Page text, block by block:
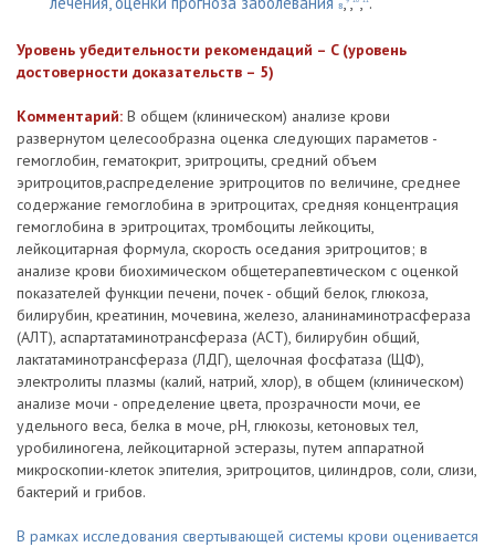
8
Уровень убедительности рекомендаций – C (уровень
достоверности доказательств – 5)
Комментарий: В общем (клиническом) анализе крови
развернутом целесообразна оценка следующих параметов -
гемоглобин, гематокрит, эритроциты, средний объем
эритроцитов,распределение эритроцитов по величине, среднее
содержание гемоглобина в эритроцитах, средняя концентрация
гемоглобина в эритроцитах, тромбоциты лейкоциты,
лейкоцитарная формула, скорость оседания эритроцитов; в
анализе крови биохимическом общетерапевтическом с оценкой
показателей функции печени, почек - общий белок, глюкоза,
билирубин, креатинин, мочевина, железо, аланинаминотрасфераза
(АЛТ), аспартатаминотрансфераза (АСТ), билирубин общий,
лактатаминотрансфераза (ЛДГ), щелочная фосфатаза (ЩФ),
электролиты плазмы (калий, натрий, хлор), в общем (клиническом)
анализе мочи - определение цвета, прозрачности мочи, ее
удельного веса, белка в моче, pH, глюкозы, кетоновых тел,
уробилиногена, лейкоцитарной эстеразы, путем аппаратной
микроскопии-клеток эпителия, эритроцитов, цилиндров, соли, слизи,
бактерий и грибов.
В рамках исследования свертывающей системы крови оценивается